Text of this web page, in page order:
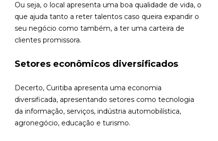
Ou seja, o local apresenta uma boa qualidade de vida, o
que ajuda tanto a reter talentos caso queira expandir o
seu negócio como também, a ter uma carteira de
clientes promissora.
Setores econômicos diversificados
Decerto, Curitiba apresenta uma economia
diversificada, apresentando setores como tecnologia
da informação, serviços, indústria automobilística,
agronegócio, educação e turismo.